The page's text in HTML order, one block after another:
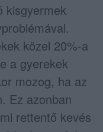
kisgyermek
közel 20%-a
a gyerekek
mozog, ha az
Ez azonban
rettentő kevés